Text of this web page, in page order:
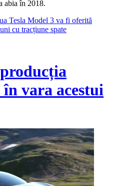
abia în 2018.
Tesla Model 3 va fi oferită
cu tracțiune spate
vara acestui